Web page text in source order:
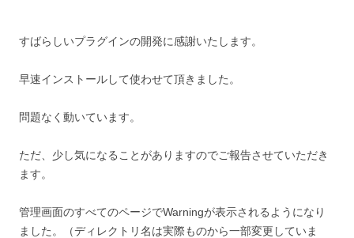
すばらしいプラグインの開発に感謝いたします。
早速インストールして使わせて頂きました。
問題なく動いています。
ただ、少し気になることがありますのでご報告させていただき
ます。
管理画面のすべてのページでWarningが表示されるようになり
ました。（ディレクトリ名は実際ものから一部変更していま